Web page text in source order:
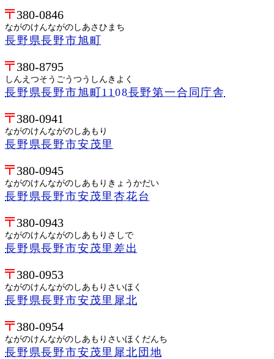
380-0846
ながのけんながのしあさひまち
長野県長野市旭町
380-8795
しんえつそうごうつうしんきよく
長野県長野市旭町1108長野第一合同庁舎
380-0941
ながのけんながのしあもり
長野県長野市安茂里
380-0945
ながのけんながのしあもりきょうかだい
長野県長野市安茂里杏花台
380-0943
ながのけんながのしあもりさしで
長野県長野市安茂里差出
380-0953
ながのけんながのしあもりさいほく
長野県長野市安茂里犀北
380-0954
ながのけんながのしあもりさいほくだんち
長野県長野市安茂里犀北団地